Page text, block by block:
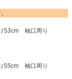
53cm 袖口周り
55cm 袖口周り